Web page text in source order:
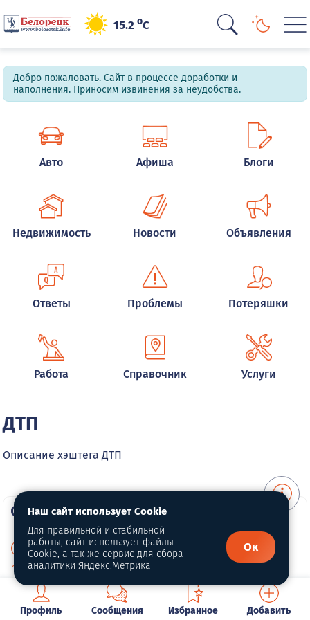
15.2oC
Добро пожаловать. Сайт в процессе доработки и
наполнения. Приносим извинения за неудобства.
Авто Афиша Блоги
Недвижимость Новости Объявления
Ответы Проблемы Потеряшки
Работа Справочник Услуги
ДТП
Описание хэштега ДТП
О портале
О нас
Для правообладателей
Политика конфиденциальности
Обработка персональных данных
Профиль Сообщения Избранное Добавить
Наш сайт использует Cookie
Для правильной и стабильной
работы, сайт использует файлы
Cookie, а так же сервис для сбора
аналитики Яндекс.Метрика
Ок